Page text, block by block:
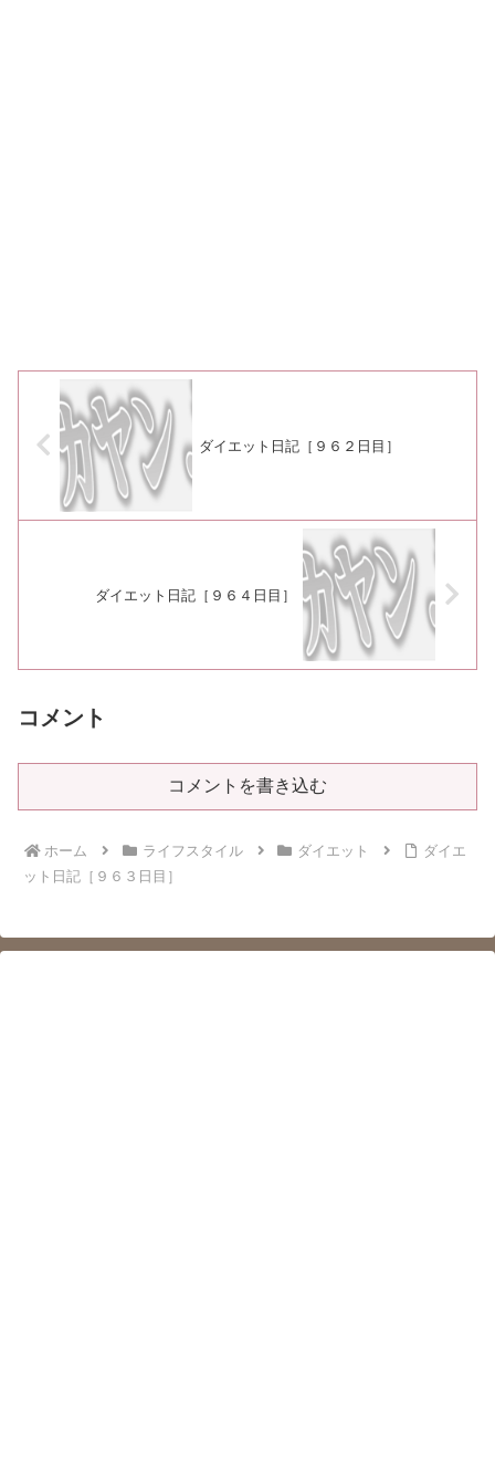
ダイエット日記［９６２日目］
ダイエット日記［９６４日目］
コメント
コメントを書き込む
ホーム ライフスタイル ダイエット
ダイエ
ット日記［９６３日目］